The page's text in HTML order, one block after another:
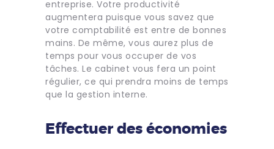
entreprise. Votre productivité
augmentera puisque vous savez que
votre comptabilité est entre de bonnes
mains. De même, vous aurez plus de
temps pour vous occuper de vos
tâches. Le cabinet vous fera un point
régulier, ce qui prendra moins de temps
que la gestion interne.
Effectuer des économies